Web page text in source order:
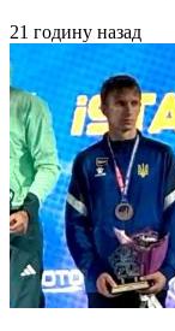
21 годину назад